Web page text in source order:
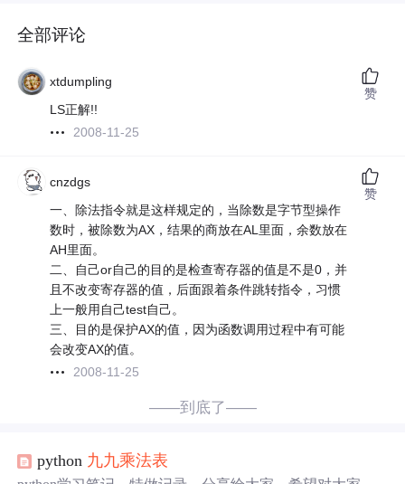
全部评论
xtdumpling
LS正解!!
2008-11-25
赞
cnzdgs
一、除法指令就是这样规定的，当除数是字节型操作
数时，被除数为AX，结果的商放在AL里面，余数放在
AH里面。
二、自己or自己的目的是检查寄存器的值是不是0，并
且不改变寄存器的值，后面跟着条件跳转指令，习惯
上一般用自己test自己。
三、目的是保护AX的值，因为函数调用过程中有可能
会改变AX的值。
2008-11-25
赞
——到底了——
python 九九乘法表